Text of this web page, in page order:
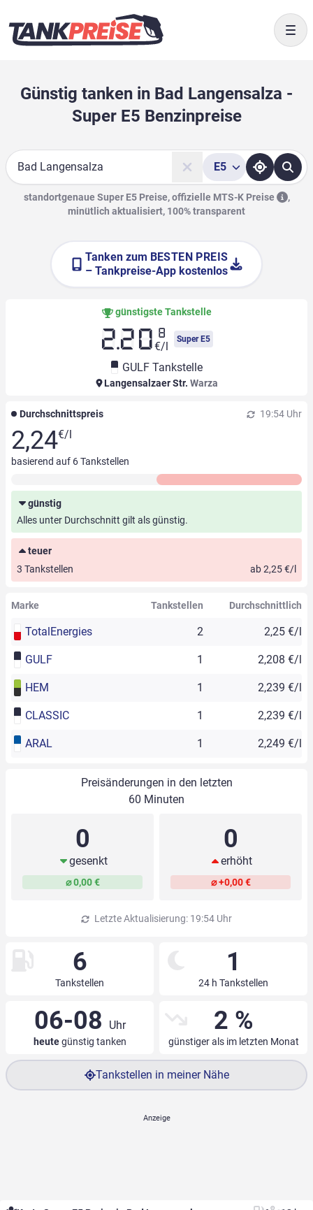
Günstig tanken in Bad Langensalza -
Super E5 Benzinpreise
Suche
E5
standortgenaue Super E5 Preise, offizielle MTS-K Preise
,
minütlich aktualisiert, 100% transparent
Tanken zum BESTEN PREIS
– Tankpreise-App kostenlos
günstigste Tankstelle
2.20 8
€/l
Super E5
GULF Tankstelle
Langensalzaer Str. Warza
Durchschnittspreis 19:54 Uhr
2,24€/l
basierend auf 6Tankstellen
günstig
Alles unter Durchschnitt gilt als günstig.
teuer
3 Tankstellen
ab 2,25 €/l
Marke Tankstellen Durchschnittlich
TotalEnergies 2 2,25 €/l
GULF 1 2,208 €/l
HEM 1 2,239 €/l
CLASSIC 1 2,239 €/l
ARAL 1 2,249 €/l
Preisänderungen in den letzten
60 Minuten
0
gesenkt
⌀ 0,00 €
0
erhöht
⌀ +0,00 €
Letzte Aktualisierung: 19:54 Uhr
6
Tankstellen
1
24 h Tankstellen
06-08 Uhr
heutegünstig tanken
2 %
günstiger als im letzten Monat
Tankstellen in meiner Nähe